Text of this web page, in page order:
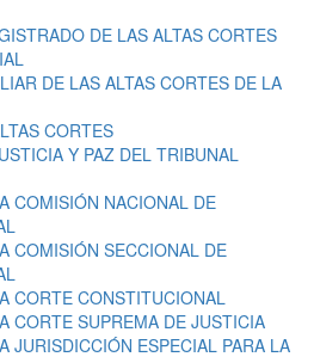
DE LAS ALTAS CORTES
DE LAS ALTAS CORTES DE LA
CORTES
Y PAZ DEL TRIBUNAL
COMISIÓN NACIONAL DE
COMISIÓN SECCIONAL DE
CORTE CONSTITUCIONAL
CORTE SUPREMA DE JUSTICIA
JURISDICCIÓN ESPECIAL PARA LA